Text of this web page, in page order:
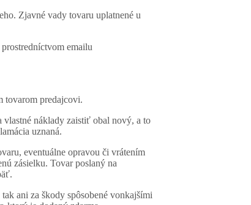
Zjavné vady tovaru uplatnené u
emailu
tovarom predajcovi.
náklady zaistiť obal nový, a to
uznaná.
eventuálne opravou či vrátením
zásielku. Tovar poslaný na
ani za škody spôsobené vonkajšími